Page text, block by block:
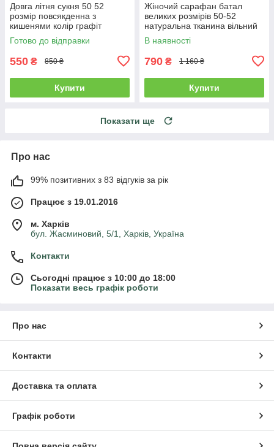
Довга літня сукня 50 52
розмір повсякденна з
кишенями колір графіт
Готово до відправки
550 ₴ 850 ₴
Купити
Жіночий сарафан батал
великих розмірів 50-52
натуральна тканина вільний
чорний
В наявності
790 ₴ 1 160 ₴
Купити
Показати ще
Про нас
99% позитивних з 83 відгуків за рік
Працює з 19.01.2016
м. Харків
бул. Жасминовий, 5/1, Харків, Україна
Контакти
Сьогодні працює з 10:00 до 18:00
Показати весь графік роботи
Про нас
Контакти
Доставка та оплата
Графік роботи